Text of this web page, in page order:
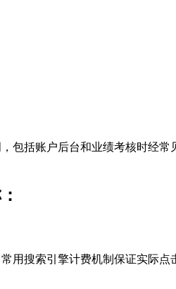
包括账户后台和业绩考核时经
用搜索引擎计费机制保证实际